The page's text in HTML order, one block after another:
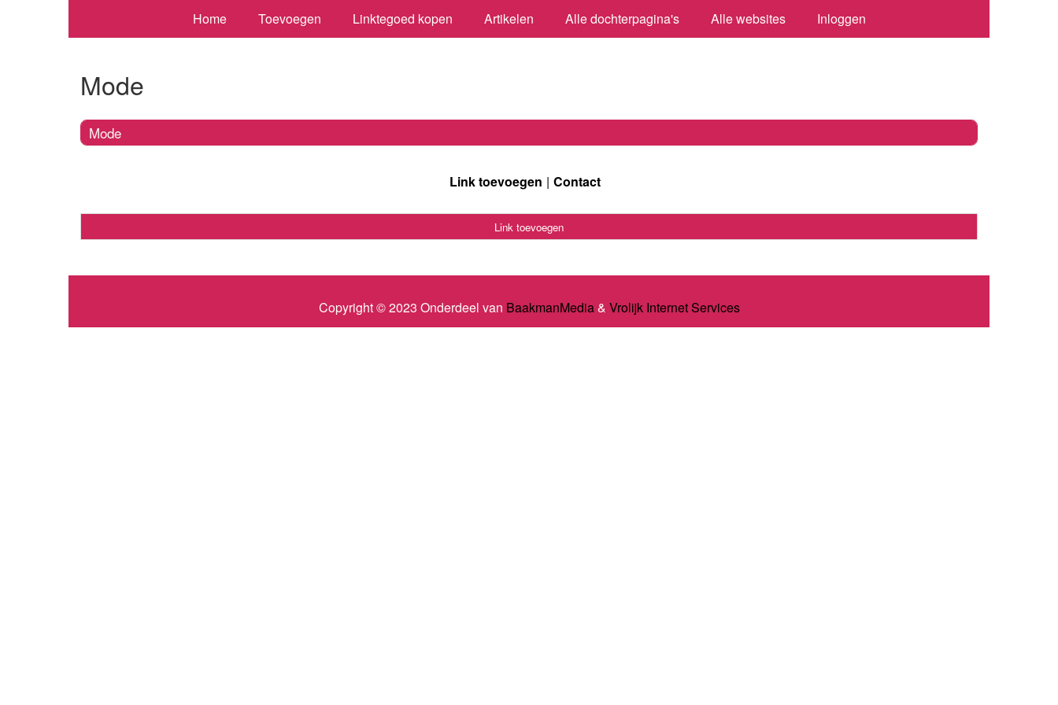
Home Toevoegen Linktegoed kopen Artikelen Alle dochterpagina's Alle websites Inloggen
Mode
Mode
Link toevoegen Contact
Link toevoegen
Copyright © 2023 Onderdeel van BaakmanMedia& Vrolijk Internet Services